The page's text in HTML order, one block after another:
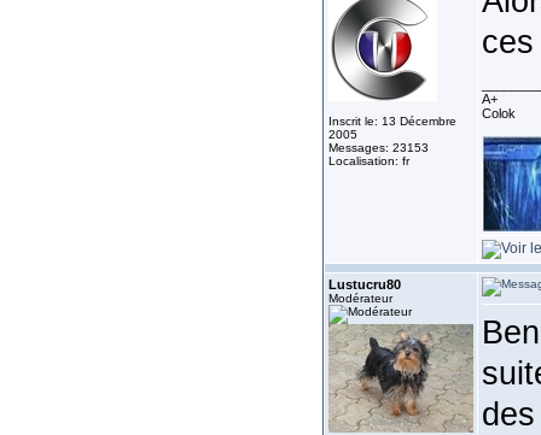
Inscrit le: 13 Décembre
2005
Messages: 23153
Localisation: fr
A+
Colok
Lustucru80
Modérateur